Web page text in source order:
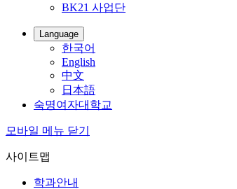
BK21 사업단
Language
한국어
English
中文
日本語
숙명여자대학교
모바일 메뉴 닫기
사이트맵
학과안내